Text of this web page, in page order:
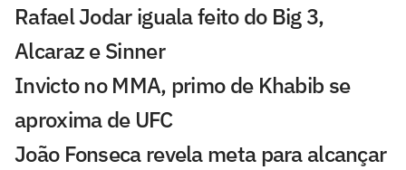
Rafael Jodar iguala feito do Big 3,
Alcaraz e Sinner
Invicto no MMA, primo de Khabib se
aproxima de UFC
João Fonseca revela meta para alcançar